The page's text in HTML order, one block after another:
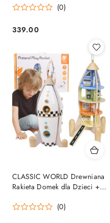
(0)
Cena:
339.00
CLASSIC WORLD Drewniana
Rakieta Domek dla Dzieci +
(0)